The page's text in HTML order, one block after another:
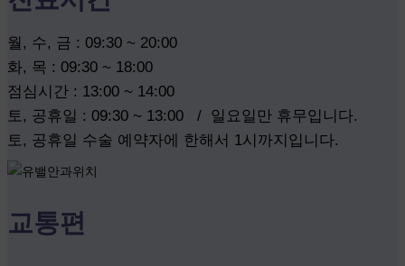
월, 수, 금 : 09:30 ~ 20:00
화, 목 : 09:30 ~ 18:00
점심시간 : 13:00 ~ 14:00
토, 공휴일 : 09:30 ~ 13:00 / 일요일만 휴무입니다.
토, 공휴일 수술 예약자에 한해서 1시까지입니다.
교통편